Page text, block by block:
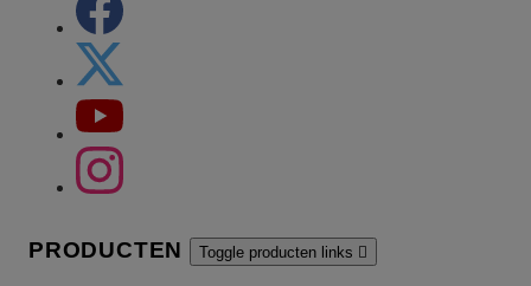
PRODUCTEN Toggle producten links 